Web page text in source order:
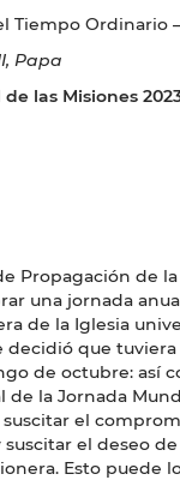
Tiempo Ordinario
Papa
las Misiones
Propagación de
una jornada
de la Iglesia
decidió que
de octubre: así
de la Jornada
el
suscitar el deseo
Esto puede